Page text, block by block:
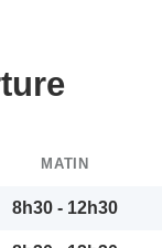
MATIN
8h30 - 12h30